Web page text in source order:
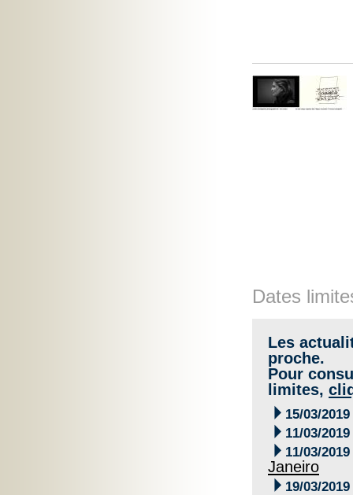
Dates
Les
proche.
Pour
limites,
 15/03/2019
 11/03/2019
 11/03/2019
Janeiro
 19/03/2019